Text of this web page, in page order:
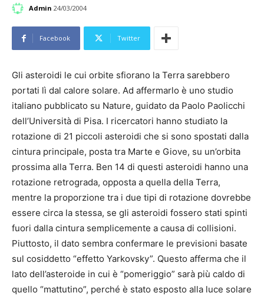
Admin 24/03/2004
Facebook Twitter
Gli asteroidi le cui orbite sfiorano la Terra sarebbero
portati lì dal calore solare. Ad affermarlo è uno studio
italiano pubblicato su Nature, guidato da Paolo Paolicchi
dell’Università di Pisa. I ricercatori hanno studiato la
rotazione di 21 piccoli asteroidi che si sono spostati dalla
cintura principale, posta tra Marte e Giove, su un’orbita
prossima alla Terra. Ben 14 di questi asteroidi hanno una
rotazione retrograda, opposta a quella della Terra,
mentre la proporzione tra i due tipi di rotazione dovrebbe
essere circa la stessa, se gli asteroidi fossero stati spinti
fuori dalla cintura semplicemente a causa di collisioni.
Piuttosto, il dato sembra confermare le previsioni basate
sul cosiddetto “effetto Yarkovsky”. Questo afferma che il
lato dell’asteroide in cui è “pomeriggio” sarà più caldo di
quello “mattutino”, perché è stato esposto alla luce solare